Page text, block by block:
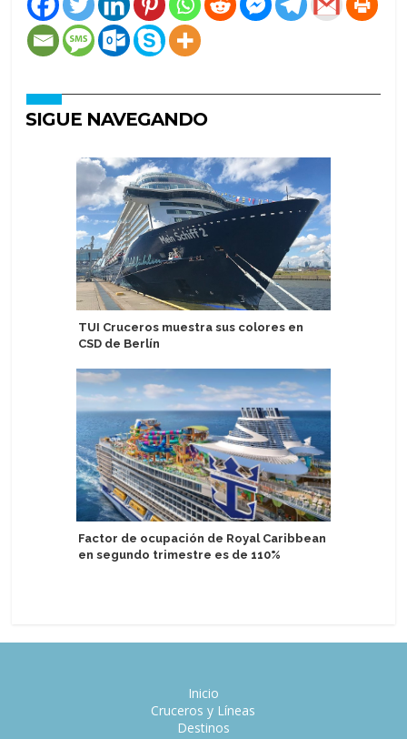
SIGUE NAVEGANDO
TUI Cruceros muestra sus colores en
CSD de Berlín
Factor de ocupación de Royal Caribbean
en segundo trimestre es de 110%
Inicio
Cruceros y Líneas
Destinos